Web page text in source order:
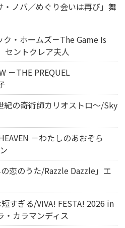
ノバ／めぐり会いは再び」舞
・ホームズ－The Game Is
ントクレア夫人
－THE PREQUEL
紀の奇術師カリオストロ～/Sky
－わたしのあおぞら
恋のうた/Razzle Dazzle」エ
すぎる/VIVA! FESTA! 2026 in
・カラマンディス